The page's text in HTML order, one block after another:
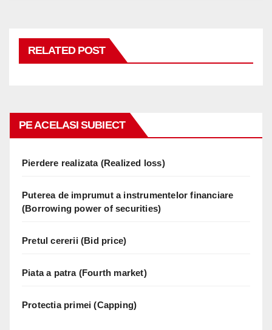
RELATED POST
PE ACELASI SUBIECT
Pierdere realizata (Realized loss)
Puterea de imprumut a instrumentelor financiare
(Borrowing power of securities)
Pretul cererii (Bid price)
Piata a patra (Fourth market)
Protectia primei (Capping)